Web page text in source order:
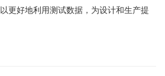
更好地利用测试数据，为设计和生产提